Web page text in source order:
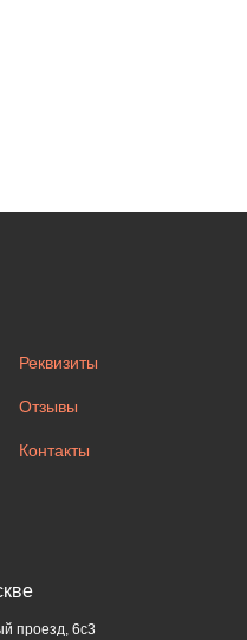
проезд, 6с3
Отзывы
Реквизиты
Контакты